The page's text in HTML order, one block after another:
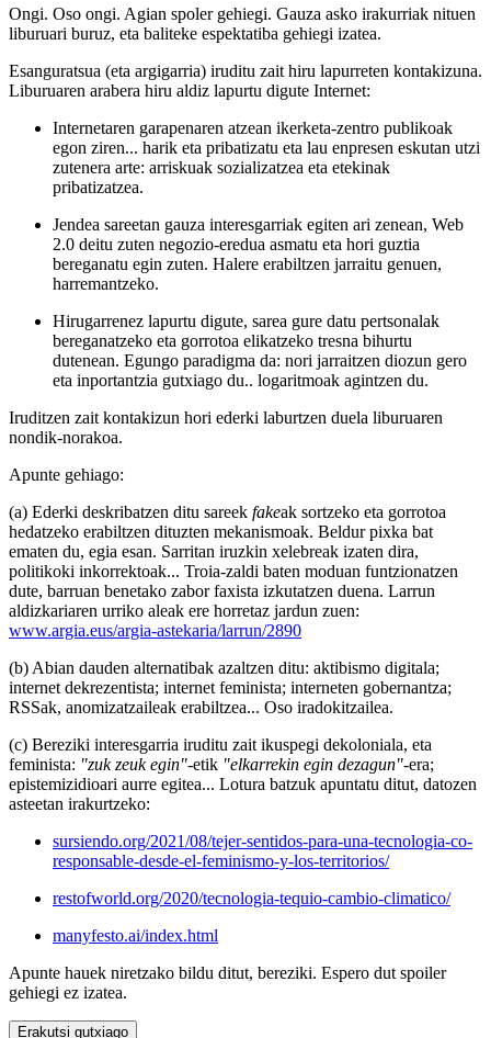
Ongi. Oso ongi. Agian spoler gehiegi. Gauza asko irakurriak nituen
liburuari buruz, eta baliteke espektatiba gehiegi izatea.
Esanguratsua (eta argigarria) iruditu zait hiru lapurreten kontakizuna.
Liburuaren arabera hiru aldiz lapurtu digute Internet:
Internetaren garapenaren atzean ikerketa-zentro publikoak
egon ziren... harik eta pribatizatu eta lau enpresen eskutan utzi
zutenera arte: arriskuak sozializatzea eta etekinak
pribatizatzea.
Jendea sareetan gauza interesgarriak egiten ari zenean, Web
2.0 deitu zuten negozio-eredua asmatu eta hori guztia
bereganatu egin zuten. Halere erabiltzen jarraitu genuen,
harremantzeko.
Hirugarrenez lapurtu digute, sarea gure datu pertsonalak
bereganatzeko eta gorrotoa elikatzeko tresna bihurtu
dutenean. Egungo paradigma da: nori jarraitzen diozun gero
eta inportantzia gutxiago du.. logaritmoak agintzen du.
Iruditzen zait kontakizun hori ederki laburtzen duela liburuaren
nondik-norakoa.
Apunte gehiago:
(a) Ederki deskribatzen ditu sareek fakeak sortzeko eta gorrotoa
hedatzeko erabiltzen dituzten mekanismoak. Beldur pixka bat
ematen du, egia esan. Sarritan iruzkin xelebreak izaten dira,
politikoki inkorrektoak... Troia-zaldi baten moduan funtzionatzen
dute, barruan benetako zabor faxista izkutatzen duena. Larrun
aldizkariaren urriko aleak ere horretaz jardun zuen:
www.argia.eus/argia-astekaria/larrun/2890
(b) Abian dauden alternatibak azaltzen ditu: aktibismo digitala;
internet dekrezentista; internet feminista; interneten gobernantza;
RSSak, anomizatzaileak erabiltzea... Oso iradokitzailea.
(c) Bereziki interesgarria iruditu zait ikuspegi dekoloniala, eta
feminista: "zuk zeuk egin"-etik "elkarrekin egin dezagun"-era;
epistemizidioari aurre egitea... Lotura batzuk apuntatu ditut, datozen
asteetan irakurtzeko:
sursiendo.org/2021/08/tejer-sentidos-para-una-tecnologia-co-
responsable-desde-el-feminismo-y-los-territorios/
restofworld.org/2020/tecnologia-tequio-cambio-climatico/
manyfesto.ai/index.html
Apunte hauek niretzako bildu ditut, bereziki. Espero dut spoiler
gehiegi ez izatea.
Erakutsi gutxiago